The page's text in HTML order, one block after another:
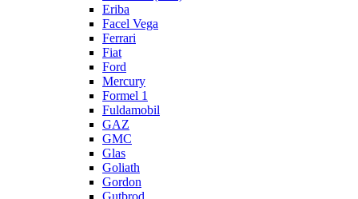
Eriba
Facel Vega
Ferrari
Fiat
Ford
Mercury
Formel 1
Fuldamobil
GAZ
GMC
Glas
Goliath
Gordon
Gutbrod